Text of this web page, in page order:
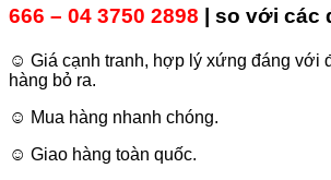
666 – 04 3750 2898 | so với các
☺ Giá cạnh tranh, hợp lý xứng đáng với
hàng bỏ ra.
☺ Mua hàng nhanh chóng.
☺ Giao hàng toàn quốc.